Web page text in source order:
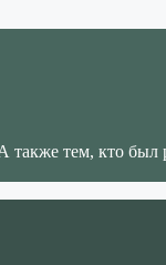
также тем, кто